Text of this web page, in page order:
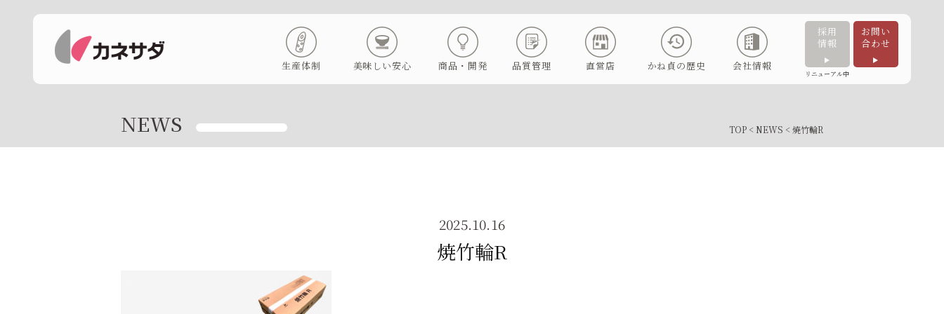
生産体制 美味しい安心 商品・開発 品質管理 直営店 かね貞の歴史 会社情報
採用
情報
リニューアル中
お問い
合わせ
NEWS TOP < NEWS < 焼竹輪R
2025.10.16
焼竹輪R